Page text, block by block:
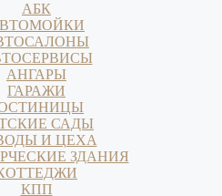
АБК
АНГАРЫ
ГАРАЖИ
САДЫ
И ЦЕХА
ЗДАНИЯ
КПП